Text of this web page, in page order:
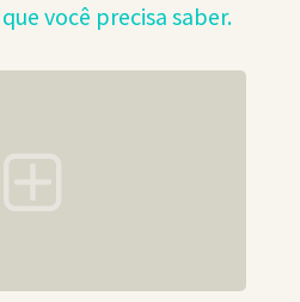
você precisa saber.